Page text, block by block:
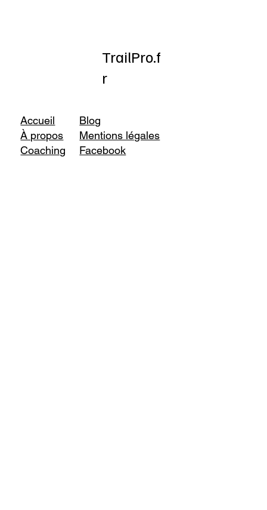
TrailPro.f
r
Accueil
À propos
Coaching
Blog
Mentions légales
Facebook